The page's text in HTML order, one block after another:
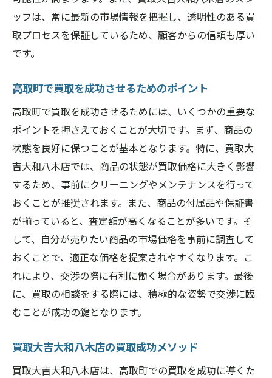
ッフは、常に最新の市場情報を把握し、透明性のある買
取プロセスを保証しているため、顧客からの信頼も厚い
です。
高取町で買取を成功させるためのポイント
高取町で買取を成功させるためには、いくつかの重要な
ポイントを押さえておくことが大切です。まず、商品の
状態を良好に保つことが基本となります。特に、買取大
吉大和八木店では、商品の状態が買取価格に大きく影響
するため、事前にクリーニングやメンテナンスを行って
おくことが推奨されます。また、商品の付属品や保証書
が揃っていると、査定額が高くなることが多いです。そ
して、自分が売りたい商品の市場価格を事前に調査して
おくことで、適正な価格を提案されやすくなります。こ
れにより、交渉の際に有利に働く場合があります。最後
に、買取の相談をする際には、積極的な姿勢で交渉に臨
むことが成功の鍵となります。
買取大吉大和八木店の買取成功メソッド
買取大吉大和八木店は、高取町での買取を成功に導くた